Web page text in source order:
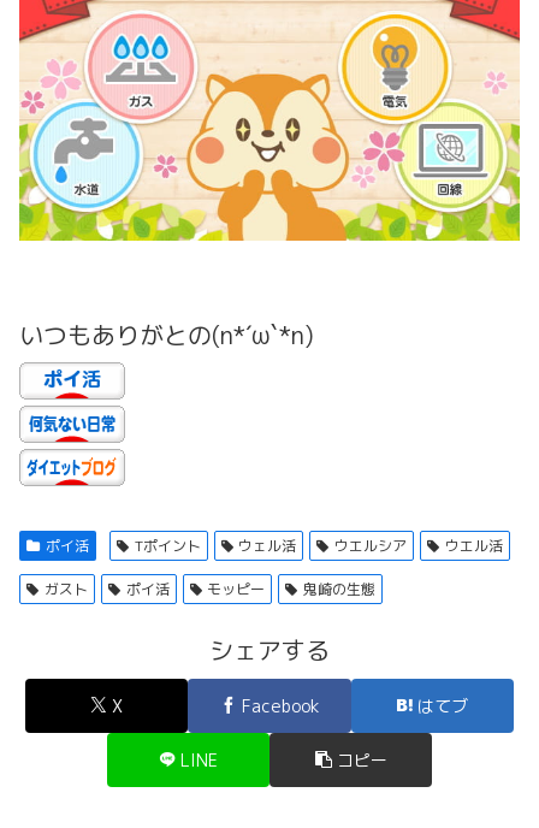
いつもありがとの(n*´ω`*n)
ポイ活 Tポイント ウェル活 ウエルシア ウエル活
ガスト ポイ活 モッピー 鬼崎の生態
シェアする
X Facebook はてブ
LINE コピー